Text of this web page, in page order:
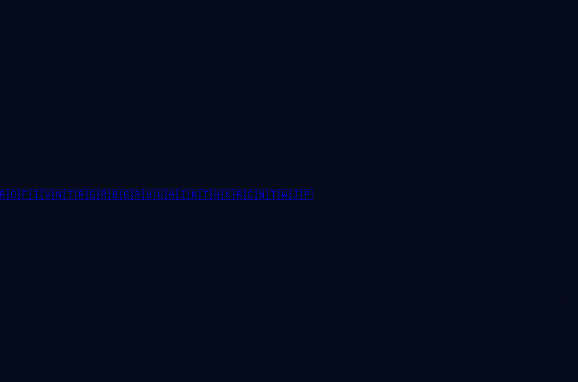
🇫🇮🇻🇳🇹🇷🇬🇷🇧🇬🇷🇺🇺🇦🇮🇳🇹🇭🇰🇷🇨🇳🇹🇼🇯🇵